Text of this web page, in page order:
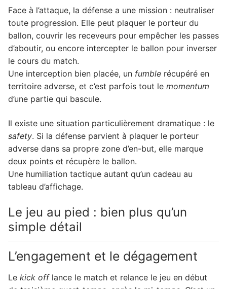
Face à l’attaque, la défense a une mission : neutraliser
toute progression. Elle peut plaquer le porteur du
ballon, couvrir les receveurs pour empêcher les passes
d’aboutir, ou encore intercepter le ballon pour inverser
le cours du match.
Une interception bien placée, un fumble récupéré en
territoire adverse, et c’est parfois tout le momentum
d’une partie qui bascule.
Il existe une situation particulièrement dramatique : le
safety. Si la défense parvient à plaquer le porteur
adverse dans sa propre zone d’en-but, elle marque
deux points et récupère le ballon.
Une humiliation tactique autant qu’un cadeau au
tableau d’affichage.
Le jeu au pied : bien plus qu’un
simple détail
L’engagement et le dégagement
Le kick offlance le match et relance le jeu en début